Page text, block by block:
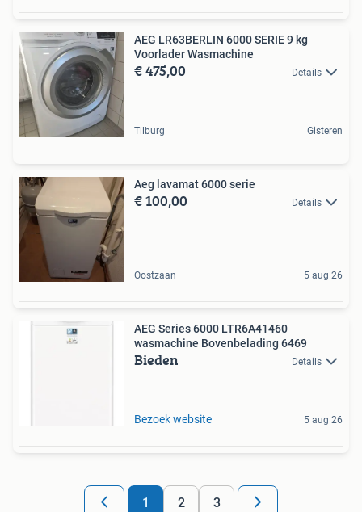
AEG LR63BERLIN 6000 SERIE 9 kg
Voorlader Wasmachine
€ 475,00 Details
Tilburg Gisteren
Aeg lavamat 6000 serie
€ 100,00 Details
Oostzaan 5 aug 26
AEG Series 6000 LTR6A41460
wasmachine Bovenbelading 6469
Bieden Details
Bezoek website 5 aug 26
1 2 3